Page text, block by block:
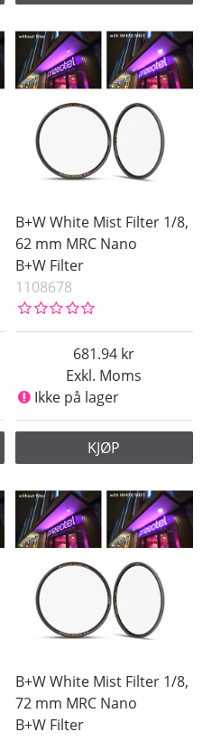
B+W White Mist Filter 1/8,
62 mm MRC Nano
B+W Filter
1108678
Exkl. Moms
681.94
Ikke på lager
KJØP
B+W White Mist Filter 1/8,
72 mm MRC Nano
B+W Filter